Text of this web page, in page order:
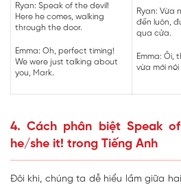
Ryan: Speak of the devil!
Here he comes, walking
through the door.
Emma: Oh, perfect timing!
We were just talking about
you, Mark.
Ryan: Vừa
đến luôn,
qua cửa.
Emma: Ôi,
vừa mới
4. Cách phân biệt Speak
he/she it! trong Tiếng Anh
Đôi khi, chúng ta dễ hiểu lầm giữa